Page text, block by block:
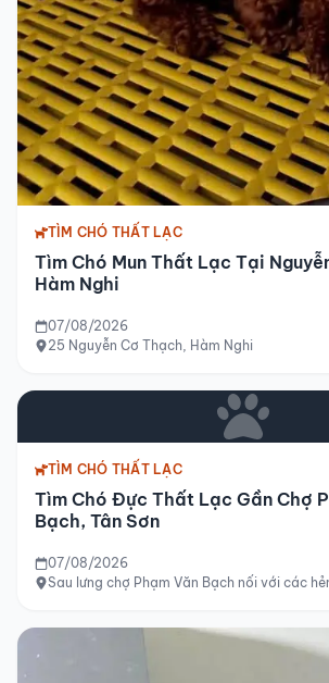
TÌM CHÓ THẤT LẠC
Tìm Chó Mun Thất Lạc Tại
Hàm Nghi
07/08/2026
25 Nguyễn Cơ Thạch, Hàm Nghi
TÌM CHÓ THẤT LẠC
Tìm Chó Đực Thất Lạc Gần Chợ
Bạch, Tân Sơn
07/08/2026
Sau lưng chợ Phạm Văn Bạch nối với các